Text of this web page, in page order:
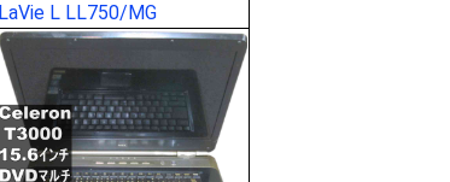
LaVie L LL750/MG